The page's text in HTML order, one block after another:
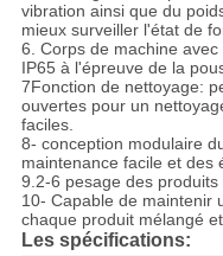
vibration ainsi que du
mieux surveiller l'état de
6. Corps de machine
IP65 à l'épreuve de la
7Fonction de nettoyage:
ouvertes pour un
faciles.
8- conception modulaire
maintenance facile et des
9.2-6 pesage des produits
10- Capable de maintenir
chaque produit mélangé
Les spécifications: